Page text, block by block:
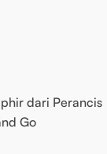
dari Perancis
Go